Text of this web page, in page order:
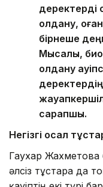
деректерді
қолдану,
бірнеше
Мысалы,
қолдану
сарапшы.
Негізгі осал
Гаухар Жахметова
әлсіз тұстарға да